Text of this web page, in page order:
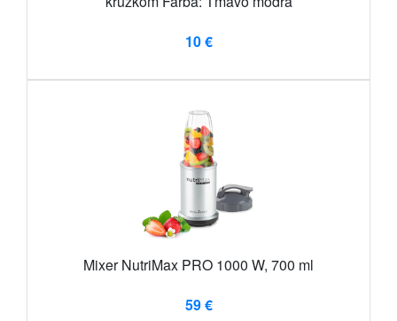
10 €
Mixer NutriMax PRO 1000 W, 700 ml
59 €